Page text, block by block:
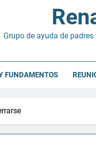
Grupo de ayuda de
FUNDAMENTOS